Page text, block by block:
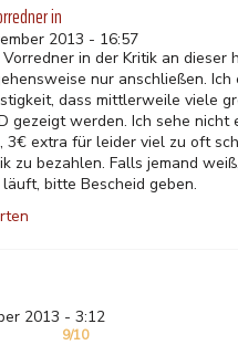
in
2013 - 16:57
Vorredner in der Kritik an dieser
nur anschließen. Ich
dass mittlerweile viele
gezeigt werden. Ich sehe nicht
3€ extra für leider viel zu oft
zu bezahlen. Falls jemand
bitte Bescheid geben.
2013 - 3:12
9/10